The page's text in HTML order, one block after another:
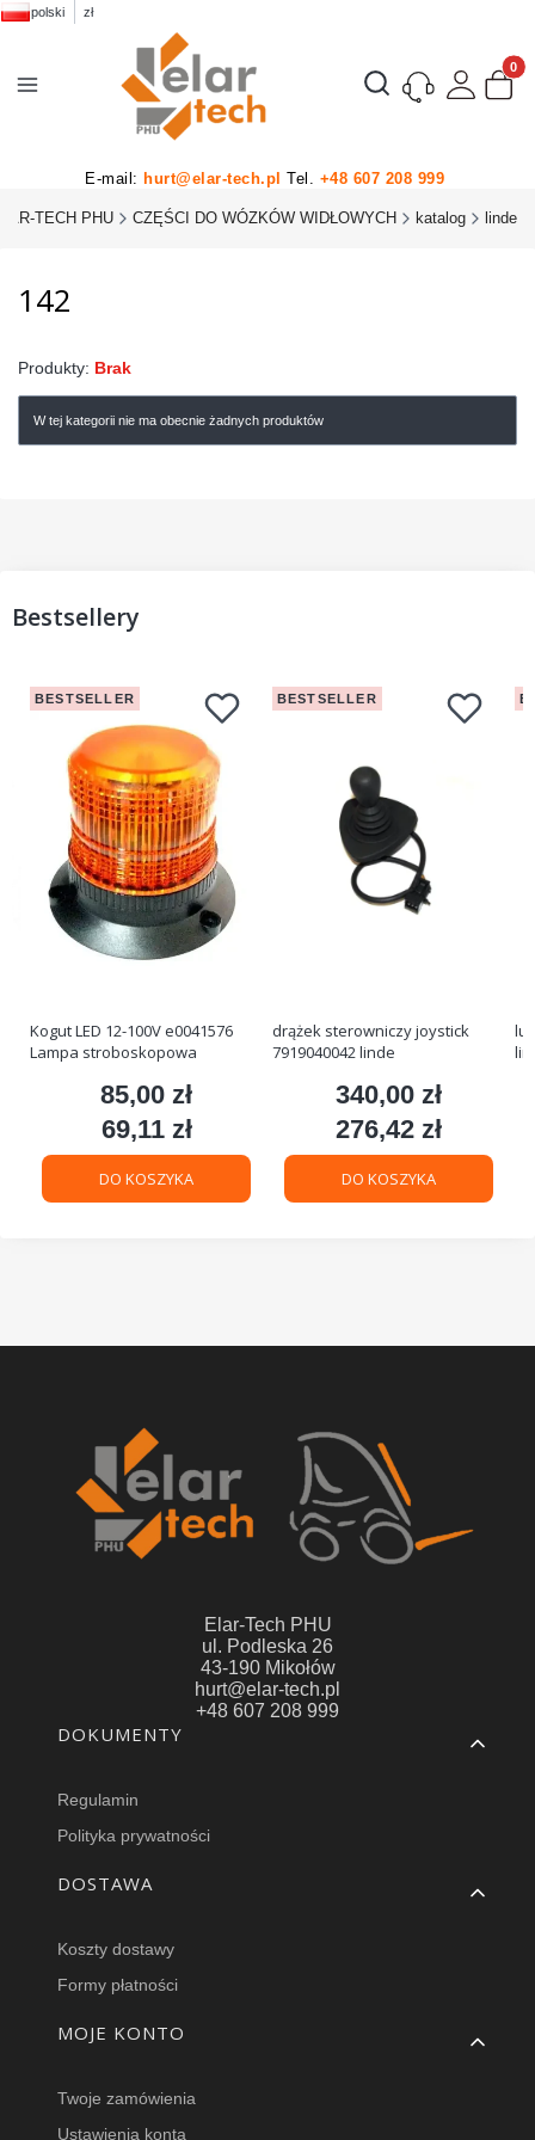
polski zł
Otwórz wyszukiwarkę
E-mail: hurt@elar-tech.pl Tel. +48 607 208 999
TECH PHU CZĘŚCI DO WÓZKÓW WIDŁOWYCH katalog linde
142
Produkty: Brak
W tej kategorii nie ma obecnie żadnych produktów
Bestsellery
BESTSELLER
Kogut LED 12-100V e0041576
Lampa stroboskopowa
Cena
85,00 zł
Cena
69,11 zł
DO KOSZYKA
BESTSELLER
drążek sterowniczy joystick
7919040042 linde
Cena
340,00 zł
Cena
276,42 zł
DO KOSZYKA
Elar-Tech PHU
ul. Podleska 26
43-190 Mikołów
hurt@elar-tech.pl
+48 607 208 999
Linki w stopce
DOKUMENTY
Regulamin
Polityka prywatności
DOSTAWA
Koszty dostawy
Formy płatności
MOJE KONTO
Twoje zamówienia
Ustawienia konta